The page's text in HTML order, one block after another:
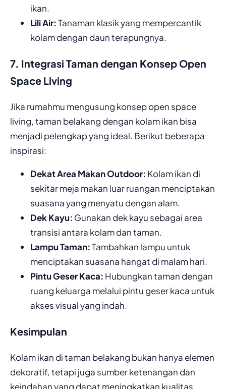
ikan.
Lili Air:Tanaman klasik yang mempercantik
kolam dengan daun terapungnya.
7. Integrasi Taman dengan Konsep Open
Space Living
Jika rumahmu mengusung konsep open space
living, taman belakang dengan kolam ikan bisa
menjadi pelengkap yang ideal. Berikut beberapa
inspirasi:
Dekat Area Makan Outdoor: Kolam ikan di
sekitar meja makan luar ruangan menciptakan
suasana yang menyatu dengan alam.
Dek Kayu: Gunakan dek kayu sebagai area
transisi antara kolam dan taman.
Lampu Taman:Tambahkan lampu untuk
menciptakan suasana hangat di malam hari.
Pintu Geser Kaca: Hubungkan taman dengan
ruang keluarga melalui pintu geser kaca untuk
akses visual yang indah.
Kesimpulan
Kolam ikan di taman belakang bukan hanya elemen
dekoratif, tetapi juga sumber ketenangan dan
keindahan yang dapat meningkatkan kualitas